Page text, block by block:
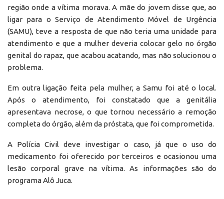
região onde a vítima morava. A mãe do jovem disse que, ao
ligar para o Serviço de Atendimento Móvel de Urgência
(SAMU), teve a resposta de que não teria uma unidade para
atendimento e que a mulher deveria colocar gelo no órgão
genital do rapaz, que acabou acatando, mas não solucionou o
problema.
Em outra ligação feita pela mulher, a Samu foi até o local.
Após o atendimento, foi constatado que a genitália
apresentava necrose, o que tornou necessário a remoção
completa do órgão, além da próstata, que foi comprometida.
A Polícia Civil deve investigar o caso, já que o uso do
medicamento foi oferecido por terceiros e ocasionou uma
lesão corporal grave na vítima. As informações são do
programa Alô Juca.